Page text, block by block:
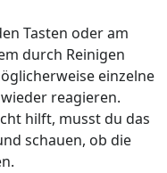
Tasten oder am
durch Reinigen
einzelne
reagieren.
hilft, musst du das
schauen, ob die